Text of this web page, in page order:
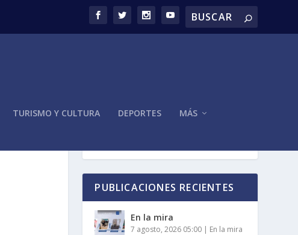
TURISMO Y CULTURA DEPORTES MÁS
PUBLICACIONES RECIENTES
En la mira
7 agosto, 2026 05:00 | En la mira